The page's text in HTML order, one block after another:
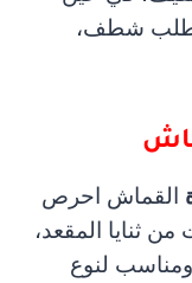
شطف،
القماش احرص
ثنايا المقعد،
لنوع